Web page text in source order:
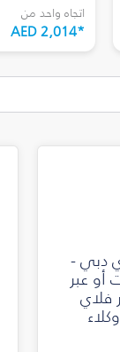
اتجاه واحد من
AED 2,014*
دبي -
أو عبر
فلاي